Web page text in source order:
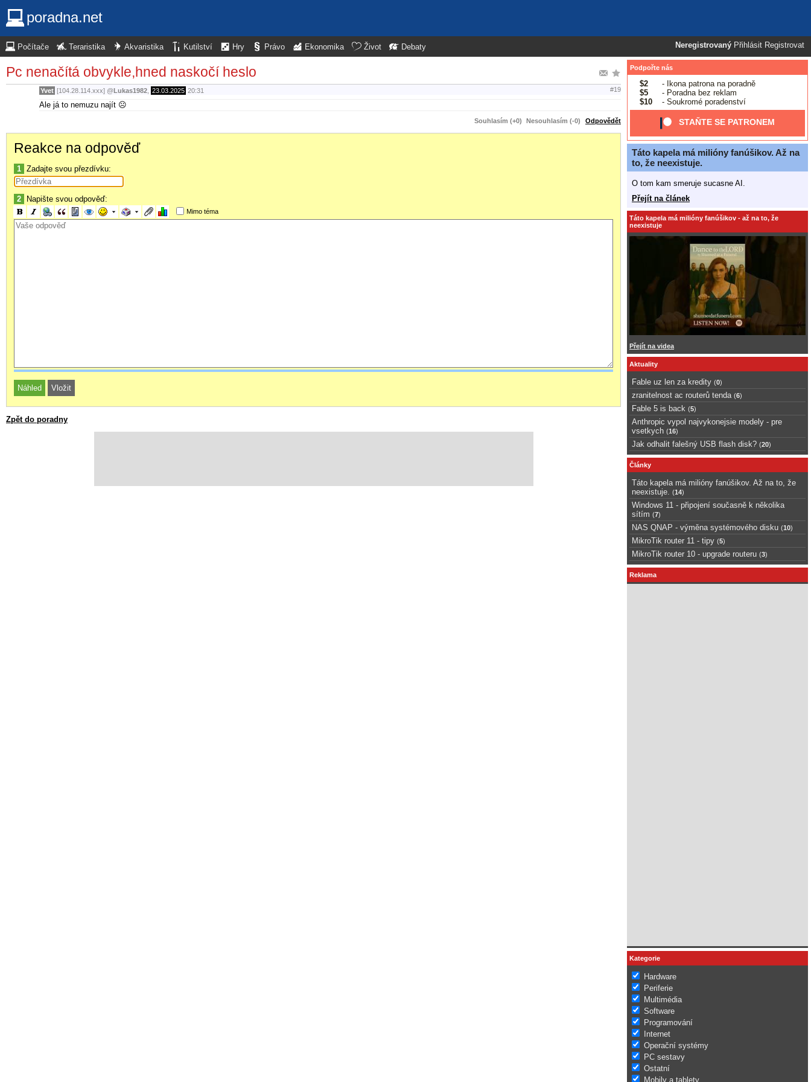
poradna.net
Neregistrovaný Přihlásit Registrovat
Počítače Teraristika Akvaristika Kutilství Hry Právo Ekonomika Život Debaty
Pc nenačítá obvykle,hned naskočí heslo
Yvet [104.28.114.xxx] @Lukas1982 23.03.2025 20:31 #19
Ale já to nemuzu najít ☹️
Souhlasím (+0) Nesouhlasím (-0) Odpovědět
Reakce na odpověď
1 Zadajte svou přezdívku:
2 Napište svou odpověď:
Mimo téma
Zpět do poradny
Podpořte nás
$2
- Ikona patrona na poradně
$5
- Poradna bez reklam
$10
- Soukromé poradenství
STAŇTE SE PATRONEM
Táto kapela má milióny fanúšikov. Až na
to, že neexistuje.
O tom kam smeruje sucasne AI.
Přejít na článek
Táto kapela má milióny fanúšikov - až na to, že
neexistuje
Přejít na videa
Aktuality
Fable uz len za kredity (0)
zranitelnost ac routerů tenda (6)
Fable 5 is back (5)
Anthropic vypol najvykonejsie modely - pre
vsetkych (16)
Jak odhalit falešný USB flash disk? (20)
Články
Táto kapela má milióny fanúšikov. Až na to, že
neexistuje.
(14)
Windows 11 - připojení současně k několika
sítím (7)
NAS QNAP - výměna systémového disku (10)
MikroTik router 11 - tipy (5)
MikroTik router 10 - upgrade routeru (3)
Reklama
Kategorie
Hardware
Periferie
Multimédia
Software
Programování
Internet
Operační systémy
PC sestavy
Ostatní
Mobily a tablety